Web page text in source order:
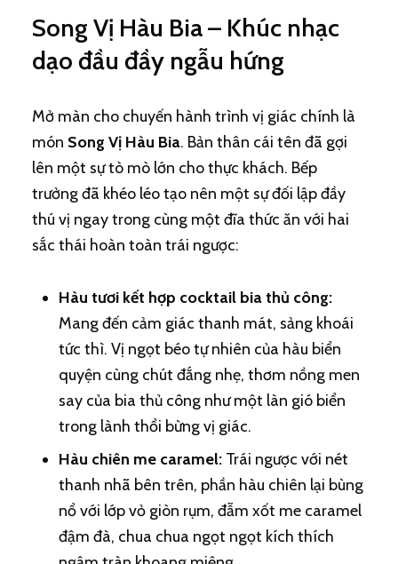
Song Vị Hàu Bia – Khúc nhạc
dạo đầu đầy ngẫu hứng
Mở màn cho chuyến hành trình vị giác chính là
món Song Vị Hàu Bia. Bản thân cái tên đã gợi
lên một sự tò mò lớn cho thực khách. Bếp
trưởng đã khéo léo tạo nên một sự đối lập đầy
thú vị ngay trong cùng một đĩa thức ăn với hai
sắc thái hoàn toàn trái ngược:
Hàu tươi kết hợp cocktail bia thủ công:
Mang đến cảm giác thanh mát, sảng khoái
tức thì. Vị ngọt béo tự nhiên của hàu biển
quyện cùng chút đắng nhẹ, thơm nồng men
say của bia thủ công như một làn gió biển
trong lành thổi bừng vị giác.
Hàu chiên me caramel:Trái ngược với nét
thanh nhã bên trên, phần hàu chiên lại bùng
nổ với lớp vỏ giòn rụm, đẫm xốt me caramel
đậm đà, chua chua ngọt ngọt kích thích